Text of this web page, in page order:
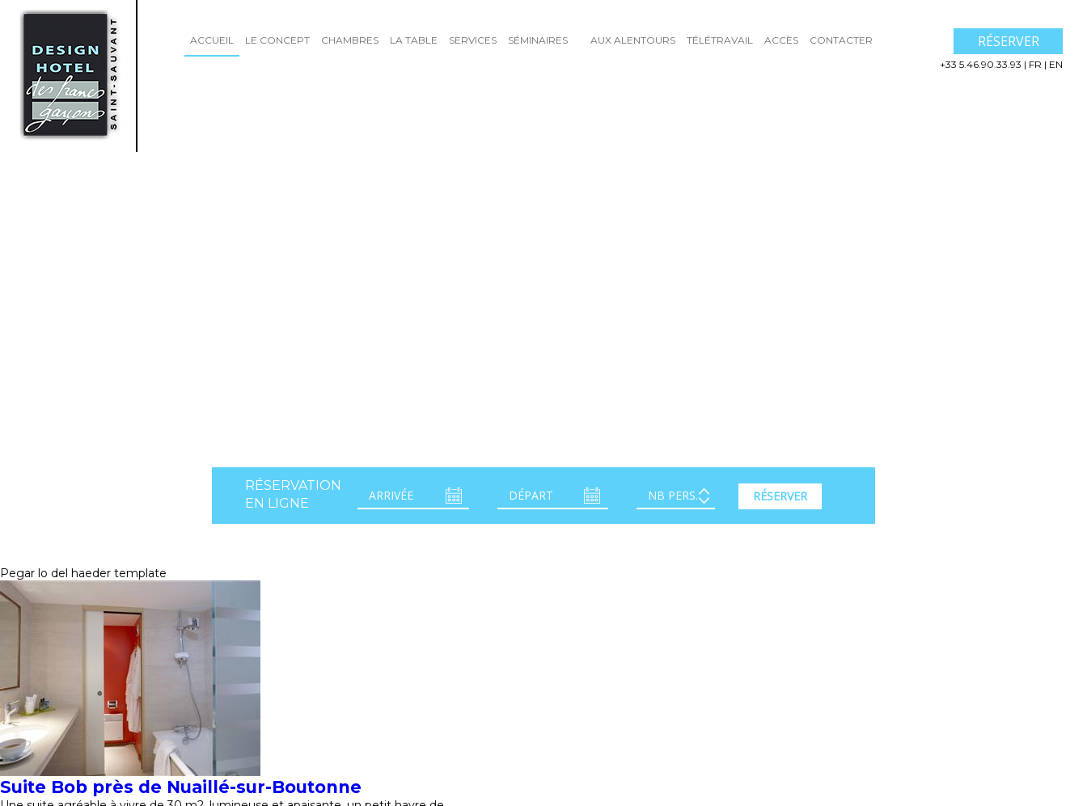
ACCUEIL LE CONCEPT CHAMBRES LA TABLE SERVICES SÉMINAIRES AUX ALENTOURS TÉLÉTRAVAIL ACCÈS CONTACTER RÉSERVER
+33 5.46.90.33.93 | FR | EN
RÉSERVATION
EN LIGNE
RÉSERVER
Pegar lo del haeder template
Suite Bob près de Nuaillé-sur-Boutonne